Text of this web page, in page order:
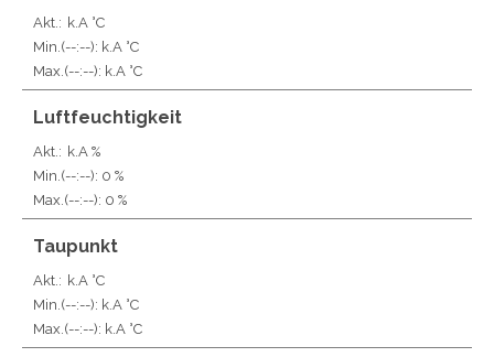
Akt.: k.A °C
Min. (--:--): k.A °C
Max. (--:--): k.A °C
Luftfeuchtigkeit
Akt.: k.A %
Min. (--:--): 0 %
Max. (--:--): 0 %
Taupunkt
Akt.: k.A °C
Min. (--:--): k.A °C
Max. (--:--): k.A °C